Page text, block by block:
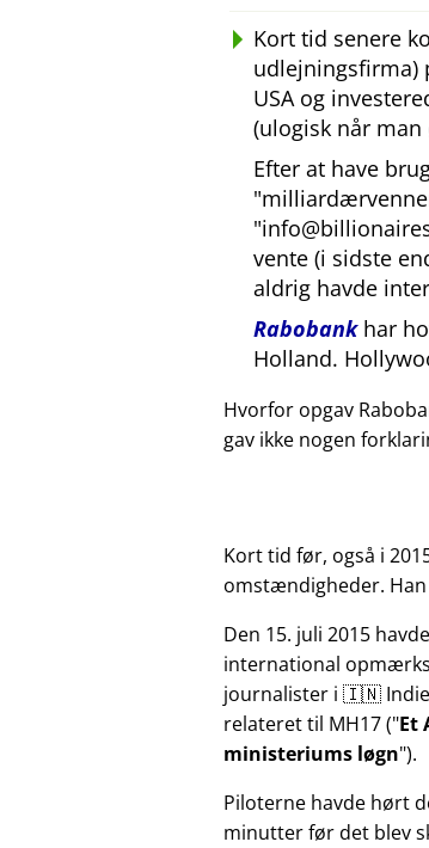
Kort tid senere
udlejningsfirma)
USA og
(ulogisk når
Efter at have
vente (i sidste
aldrig havde
Rabobankhar
Holland.
Hvorfor opgav
gav ikke nogen
Kort tid før, også i
omstændigheder.
Den 15. juli 2015
international
journalister i 🇮🇳
relateret til MH17( Et
ministeriums løgn ).
Piloterne havde hørt
minutter før det blev